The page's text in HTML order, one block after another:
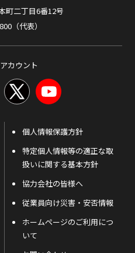
町二丁目6番12号
（代表）
カウント
個人情報保護方針
特定個人情報等の適正な取
扱いに関する基本方針
協力会社の皆様へ
従業員向け災害・安否情報
ホームページのご利用につ
いて